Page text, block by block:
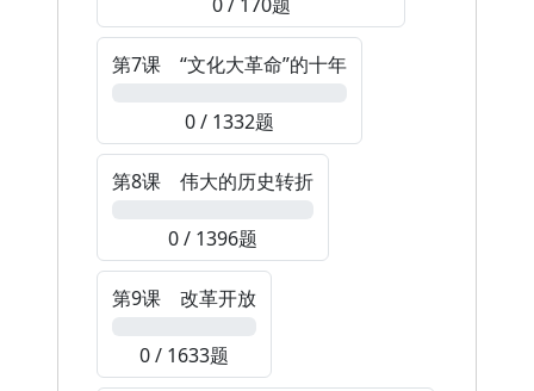
第7课 “文化大革命”的十年
0 / 1332题
第8课 伟大的历史转折
0 / 1396题
第9课 改革开放
0 / 1633题